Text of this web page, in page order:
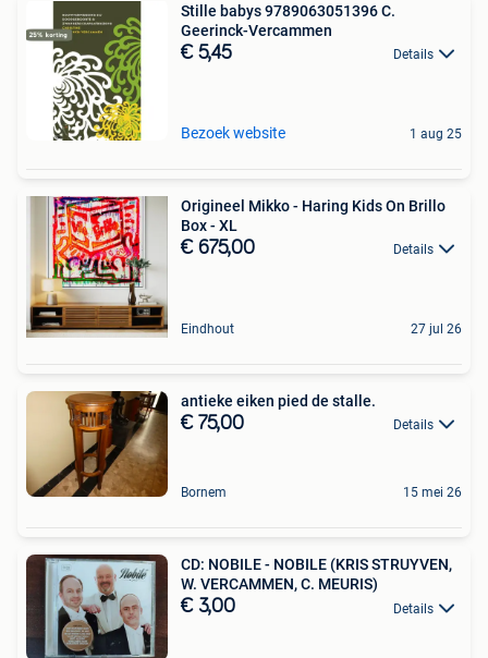
Stille babys 9789063051396 C.
Geerinck-Vercammen
€ 5,45 Details
Bezoek website 1 aug 25
Origineel Mikko - Haring Kids On Brillo
Box - XL
€ 675,00 Details
Eindhout 27 jul 26
antieke eiken pied de stalle.
€ 75,00 Details
Bornem 15 mei 26
CD: NOBILE - NOBILE (KRIS STRUYVEN,
W. VERCAMMEN, C. MEURIS)
€ 3,00 Details